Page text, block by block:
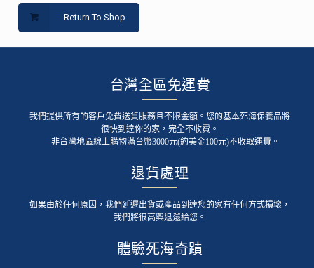
Return To Shop
台灣全區免運費
我們提供所有的客戶免費送貨服務且不限金額。您的基本死海保養品將
很快到達你的家，完全不收費。
非台灣地區線上購物滿台幣3000元(約美金100元)不收取運費。
退貨處理
如果由於任何原因，我們延遲出貨或產品到達您的家有任何方式損壞，
我們將很高興退還給您。
體驗死海奇蹟